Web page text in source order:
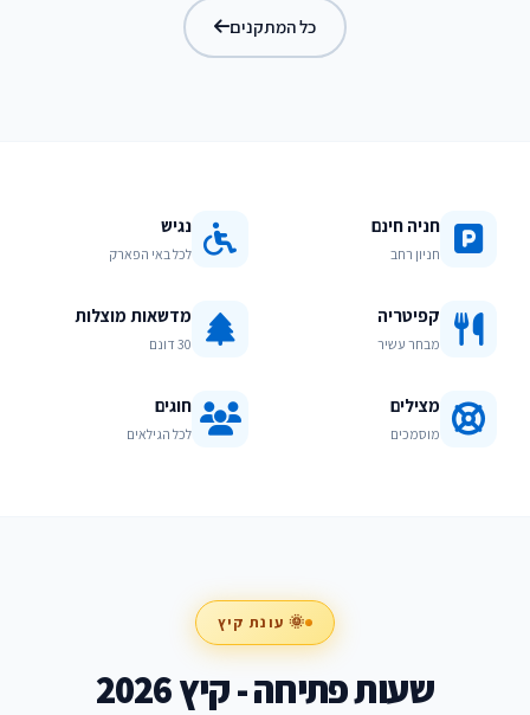
כל המתקנים
חניה חינם
חניון רחב
נגיש
לכל באי הפארק
קפיטריה
מבחר עשיר
מדשאות מוצלות
30 דונם
מצילים
מוסמכים
חוגים
לכל הגילאים
🌞 עונת קיץ
שעות פתיחה - קיץ 2026